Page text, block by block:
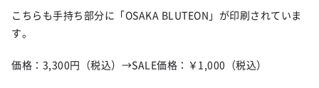
こちらも手持ち部分に「OSAKA BLUTEON」が印刷されていま
す。
価格：3,300円（税込）→SALE価格：￥1,000（税込）